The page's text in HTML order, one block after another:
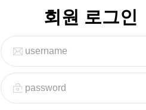
회원 로그인